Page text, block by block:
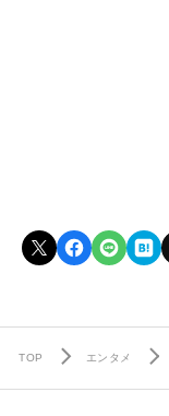
TOP エンタメ